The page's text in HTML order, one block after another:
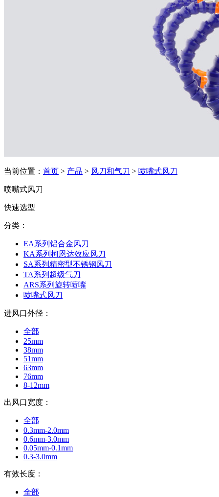
当前位置： 首页 > 产品 > 风刀和气刀 > 喷嘴式风刀
喷嘴式风刀
快速选型
分类：
EA系列铝合金风刀
KA系列柯恩达效应风刀
SA系列精密型不锈钢风刀
TA系列超级气刀
ARS系列旋转喷嘴
喷嘴式风刀
进风口外径：
全部
25mm
38mm
51mm
63mm
76mm
8-12mm
出风口宽度：
全部
0.3mm-2.0mm
0.6mm-3.0mm
0.05mm-0.1mm
0.3-3.0mm
有效长度：
全部